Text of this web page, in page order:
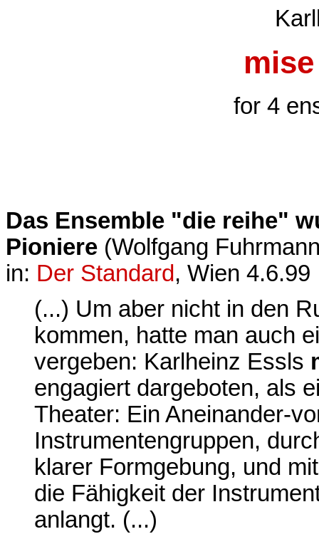
for 4
Das Ensemble "die reihe"
Pioniere (Wolfgang
in: Der Standard, Wien 4.6.99
(...) Um aber nicht in den
kommen, hatte man auch
vergeben: Karlheinz Essls
engagiert dargeboten, als
Theater: Ein Aneinander-
Instrumentengruppen,
klarer Formgebung, und
die Fähigkeit der
anlangt. (...)